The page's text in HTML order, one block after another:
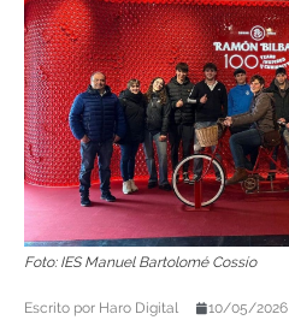
Foto: IES Manuel Bartolomé Cossío
Escrito por Haro Digital 10/05/2026